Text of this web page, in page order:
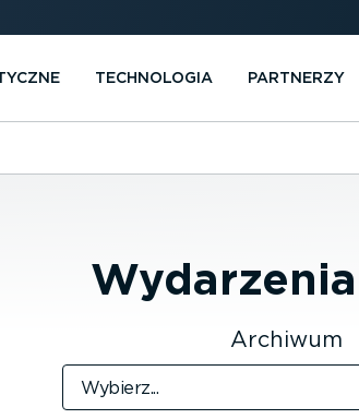
TECHNOLOGIA PARTNERZY
Wydarzenia
Archiwum